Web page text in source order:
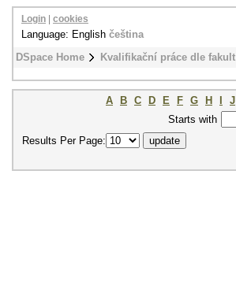
DSpace Home Kvalifikační práce dle fakult
Login cookies
Language: English čeština
A B C D E F G H J
Starts with
Results Per Page: